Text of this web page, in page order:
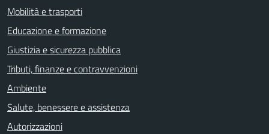
Mobilità e trasporti
Educazione e formazione
Giustizia e sicurezza pubblica
Tributi, finanze e contravvenzioni
Ambiente
Salute, benessere e assistenza
Autorizzazioni